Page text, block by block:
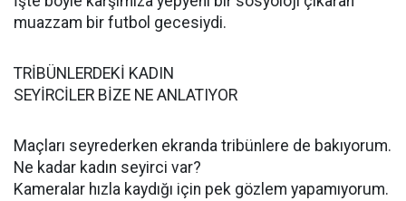
muazzam bir futbol gecesiydi.
TRİBÜNLERDEKİ KADIN
SEYİRCİLER BİZE NE ANLATIYOR
Maçları seyrederken ekranda tribünlere de bakıyorum.
Ne kadar kadın seyirci var?
Kameralar hızla kaydığı için pek gözlem yapamıyorum.